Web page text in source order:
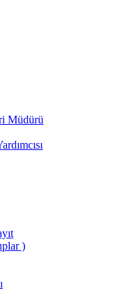
Müdürü
)